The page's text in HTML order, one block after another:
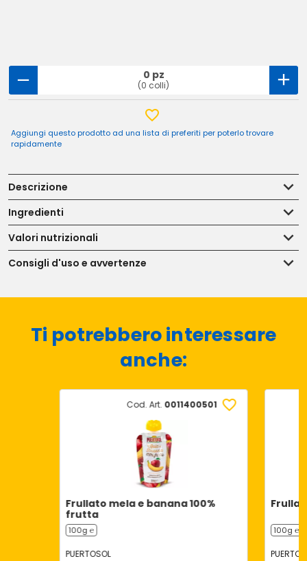
0 pz
(0 colli)
Aggiungi questo prodotto ad una lista di preferiti per poterlo trovare
rapidamente
Descrizione
Ingredienti
Valori nutrizionali
Consigli d'uso e avvertenze
Ti potrebbero interessare
anche:
Cod. Art. 0011400501
Frullato mela e banana 100%
frutta
100g ℮
PUERTOSOL
100g ℮